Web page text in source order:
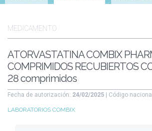
MEDICAMENTO
ATORVASTATINA COMBIX
COMPRIMIDOS RECUBIERTOS
28 comprimidos
Fecha de autorización: 24/02/2025 | Código
LABORATORIOS COMBIX